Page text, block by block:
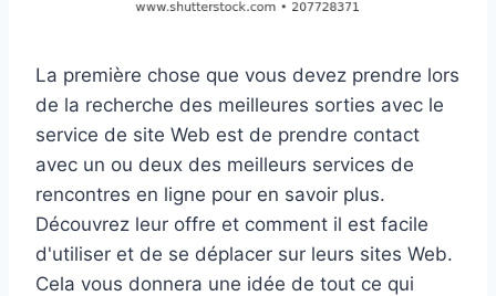
La première chose que vous devez prendre lors
de la recherche des meilleures sorties avec le
service de site Web est de prendre contact
avec un ou deux des meilleurs services de
rencontres en ligne pour en savoir plus.
Découvrez leur offre et comment il est facile
d'utiliser et de se déplacer sur leurs sites Web.
Cela vous donnera une idée de tout ce qui